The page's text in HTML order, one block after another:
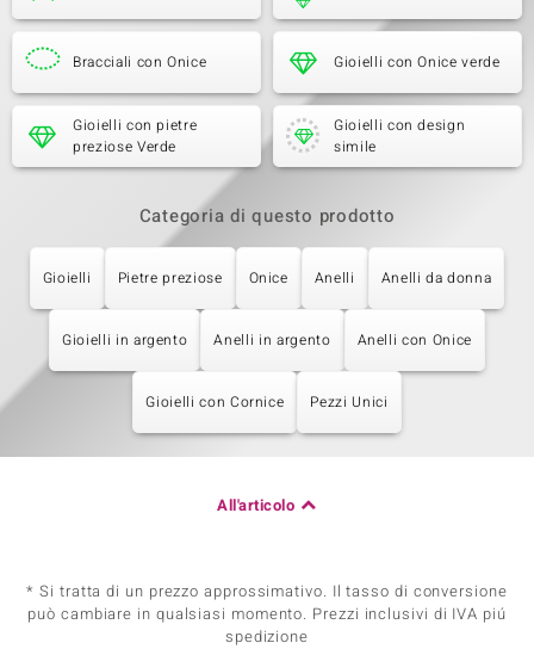
Bracciali con Onice Gioielli con Onice verde
Gioielli con pietre
preziose Verde
Gioielli con design
simile
Categoria di questo prodotto
Gioielli Pietre preziose Onice Anelli Anelli da donna
Gioielli in argento Anelli in argento Anelli con Onice
Gioielli con Cornice Pezzi Unici
All'articolo
* Si tratta di un prezzo approssimativo. Il tasso di conversione
può cambiare in qualsiasi momento. Prezzi inclusivi di IVA piú
spedizione